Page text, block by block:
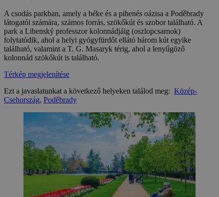
A csodás parkban, amely a béke és a pihenés oázisa a Poděbrady
látogatói számára, számos forrás, szökőkút és szobor található. A
park a Libenský professzor kolonnádjáig (oszlopcsarnok)
folytatódik, ahol a helyi gyógyfürdőt ellátó három kút egyike
található, valamint a T. G. Masaryk térig, ahol a lenyűgöző
kolonnád szökőkút is található.
Térkép megjelenítése
Ezt a javaslatunkat a következő helyeken találod meg: Közép-
Csehország, Poděbrady